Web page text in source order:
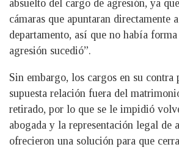
absuelto del cargo de agresión, ya
cámaras que apuntaran directamente
departamento, así que no había
agresión sucedió”.
Sin embargo, los cargos en su contra
supuesta relación fuera del
retirado, por lo que se le impidió
abogada y la representación legal de
ofrecieron una solución para que